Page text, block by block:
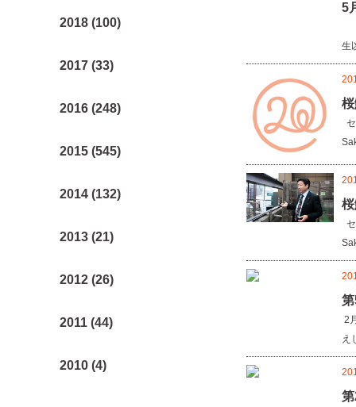
2018 (100)
2017 (33)
2016 (248)
2015 (545)
2014 (132)
2013 (21)
2012 (26)
2011 (44)
2010 (4)
5
生
2
え